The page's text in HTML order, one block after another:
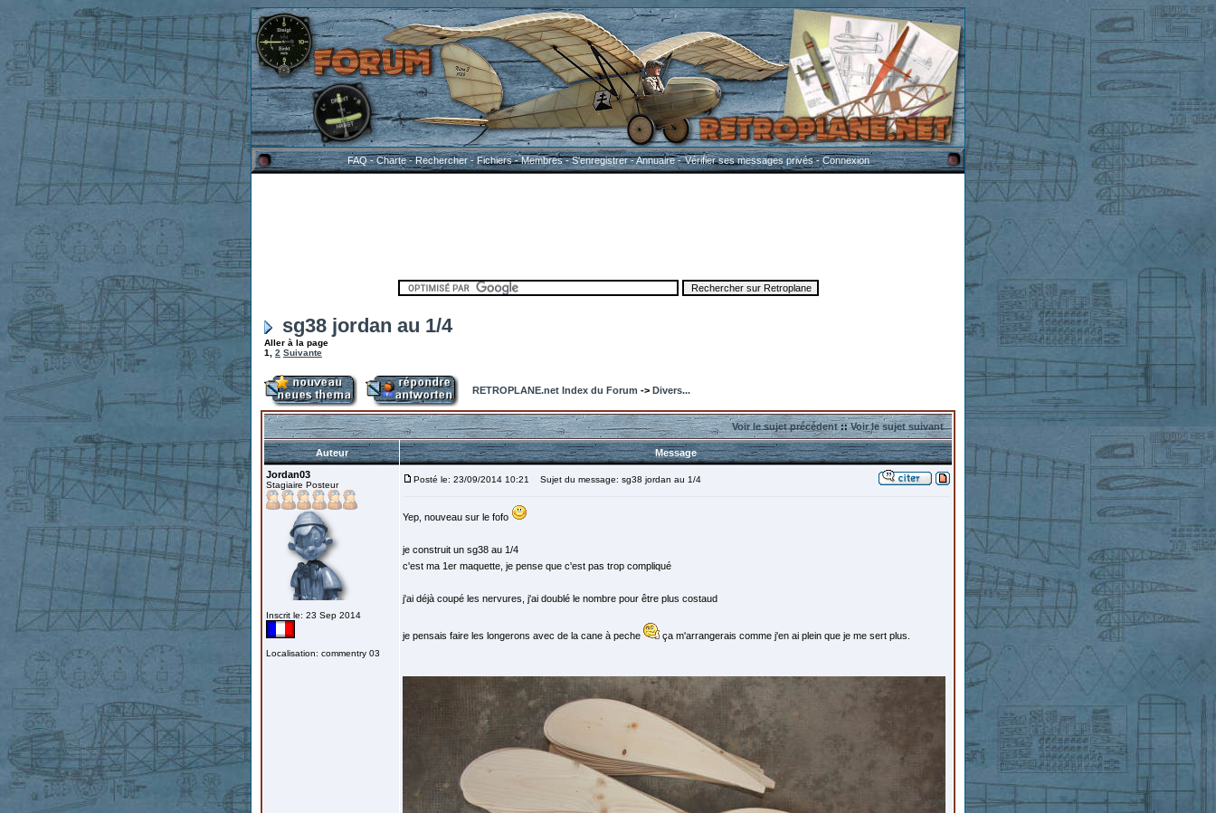
FAQ-Charte-Rechercher-Fichiers-Membres-S'enregistrer-Annuaire-Vérifier ses messages privés-Connexion
sg38 jordan au 1/4
Aller à la page
1
2 Suivante
RETROPLANE.net Index du Forum -> Divers...
Voir le sujet précédent::Voir le sujet suivant
Auteur
Message
Jordan03
Stagiaire Posteur
Inscrit le: 23 Sep 2014
Localisation: commentry 03
Posté le: 23/09/2014 10:21 Sujet du message: sg38 jordan au 1/4
Yep, nouveau sur le fofo
je construit un sg38 au 1/4
c'est ma 1er maquette, je pense que c'est pas trop compliqué
j'ai déjà coupé les nervures, j'ai doublé le nombre pour être plus costaud
je pensais faire les longerons avec de la cane à peche ça m'arrangerais comme j'en ai plein que je me sert plus.